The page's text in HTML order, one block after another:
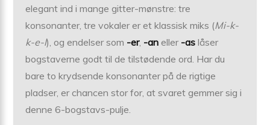
elegant ind i mange gitter-mønstre: tre
konsonanter, tre vokaler er et klassisk miks (Mi-k-
k-e-l), og endelser som -er, -an eller -as låser
bogstaverne godt til de tilstødende ord. Har du
bare to krydsende konsonanter på de rigtige
pladser, er chancen stor for, at svaret gemmer sig i
denne 6-bogstavs-pulje.